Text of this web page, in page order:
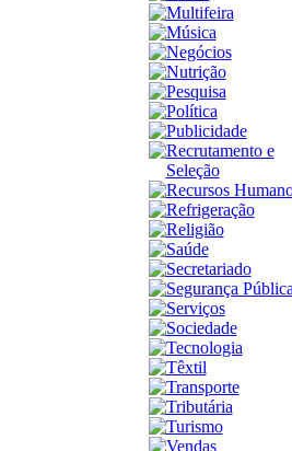
Multifeira
Música
Negócios
Nutrição
Pesquisa
Política
Publicidade
Recrutamento e
Seleção
Recursos
Refrigeração
Religião
Saúde
Secretariado
Segurança Pública
Serviços
Sociedade
Tecnologia
Têxtil
Transporte
Tributária
Turismo
Vendas